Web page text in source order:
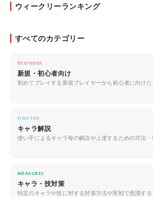
ウィークリーランキング
すべてのカテゴリー
BEGINNER
新規・初心者向け
初めてプレイする新規プレイヤーから初心者に向け
FIGHTER
キャラ解説
使い手によるキャラ毎の解説や上達するための方法
MEASURES
キャラ・技対策
特定のキャラや技に対する対策方法や実戦で意識する